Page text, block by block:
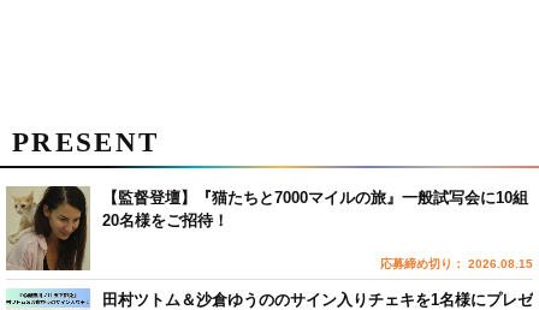
PRESENT
【監督登壇】『猫たちと7000マイルの旅』一般試写会に10組
20名様をご招待！
応募締め切り： 2026.08.15
田村ツトム＆沙倉ゆうののサイン入りチェキを1名様にプレゼ